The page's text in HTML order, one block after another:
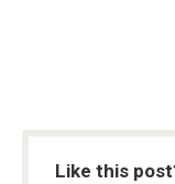
Like this